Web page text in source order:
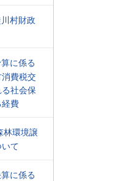
村財政
に係る
費税交
社会保
費
林環境譲
て
に係る